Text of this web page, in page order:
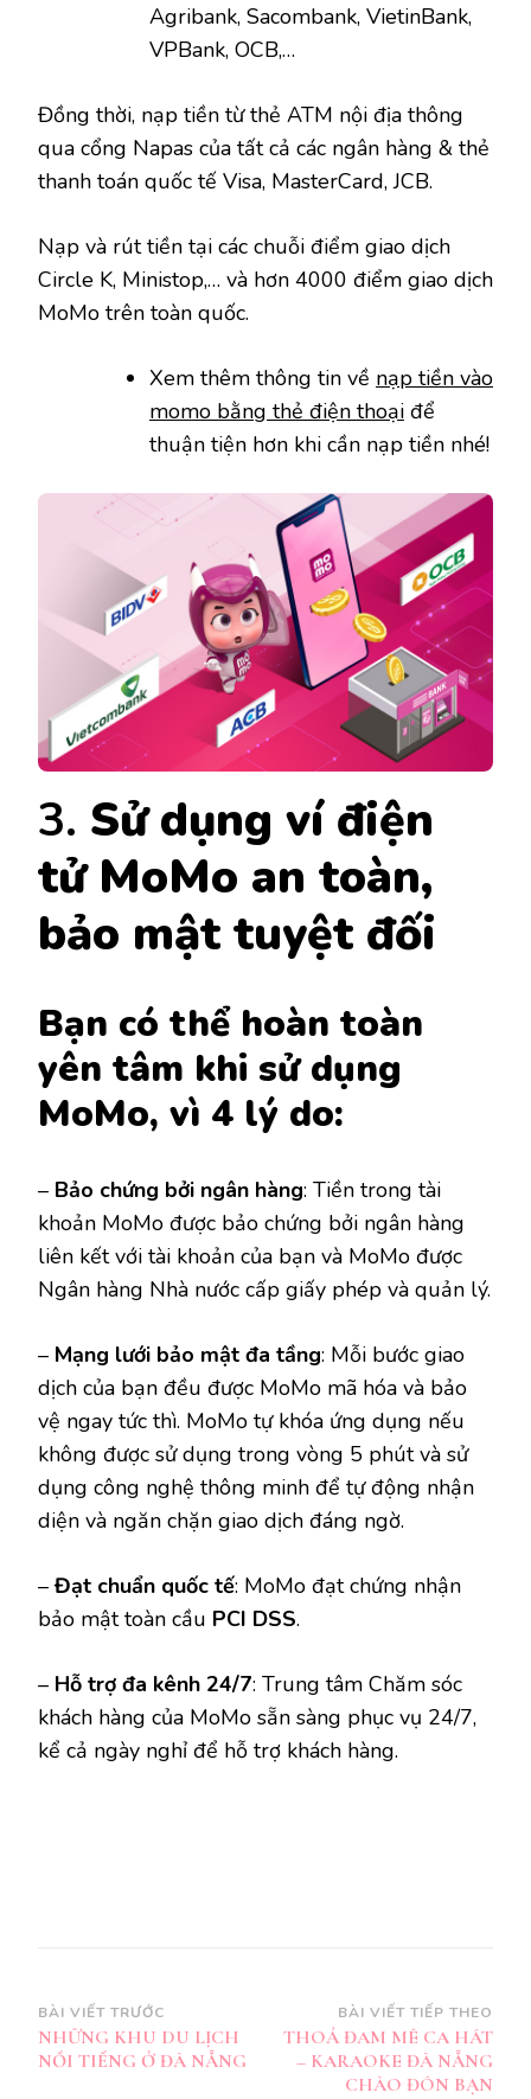
Agribank, Sacombank, VietinBank,
VPBank, OCB,…
Đồng thời, nạp tiền từ thẻ ATM nội địa thông
qua cổng Napas của tất cả các ngân hàng & thẻ
thanh toán quốc tế Visa, MasterCard, JCB.
Nạp và rút tiền tại các chuỗi điểm giao dịch
Circle K, Ministop,… và hơn 4000 điểm giao dịch
MoMo trên toàn quốc.
Xem thêm thông tin về nạp tiền vào
momo bằng thẻ điện thoại để
thuận tiện hơn khi cần nạp tiền nhé!
3. Sử dụng ví điện
tử MoMo an toàn,
bảo mật tuyệt đối
Bạn có thể hoàn toàn
yên tâm khi sử dụng
MoMo, vì 4 lý do:
– Bảo chứng bởi ngân hàng: Tiền trong tài
khoản MoMo được bảo chứng bởi ngân hàng
liên kết với tài khoản của bạn và MoMo được
Ngân hàng Nhà nước cấp giấy phép và quản lý.
– Mạng lưới bảo mật đa tầng: Mỗi bước giao
dịch của bạn đều được MoMo mã hóa và bảo
vệ ngay tức thì. MoMo tự khóa ứng dụng nếu
không được sử dụng trong vòng 5 phút và sử
dụng công nghệ thông minh để tự động nhận
diện và ngăn chặn giao dịch đáng ngờ.
–Đạt chuẩn quốc tế: MoMo đạt chứng nhận
bảo mật toàn cầu PCI DSS.
– Hỗ trợ đa kênh 24/7: Trung tâm Chăm sóc
khách hàng của MoMo sẵn sàng phục vụ 24/7,
kể cả ngày nghỉ để hỗ trợ khách hàng.
Điều
hướng
BÀI VIẾT TRƯỚC
NHỮNG KHU DU LỊCH
NỔI TIẾNG Ở ĐÀ NẴNG
BÀI VIẾT TIẾP THEO
THOẢ ĐAM MÊ CA HÁT
– KARAOKE ĐÀ NẴNG
CHÀO ĐÓN BẠN